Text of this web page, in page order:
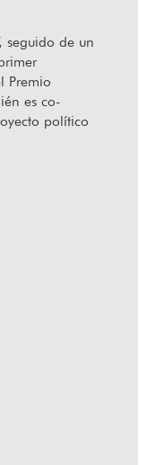
seguido de un
Premio
es co-
político